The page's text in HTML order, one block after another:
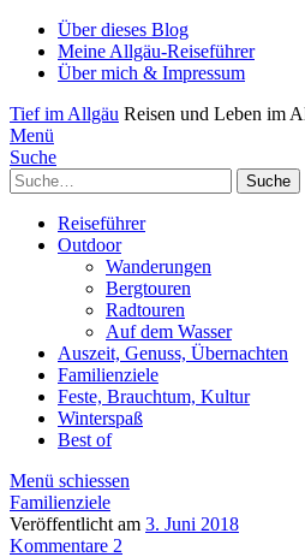
Über dieses Blog
Meine Allgäu-Reiseführer
Über mich & Impressum
Tief im Allgäu Reisen und Leben im
Menü
Suche
Suche
Reiseführer
Outdoor
Wanderungen
Bergtouren
Radtouren
Auf dem Wasser
Auszeit, Genuss, Übernachten
Familienziele
Feste, Brauchtum, Kultur
Winterspaß
Best of
Menü schiessen
Familienziele
Veröffentlicht am 3. Juni 2018
Kommentare 2